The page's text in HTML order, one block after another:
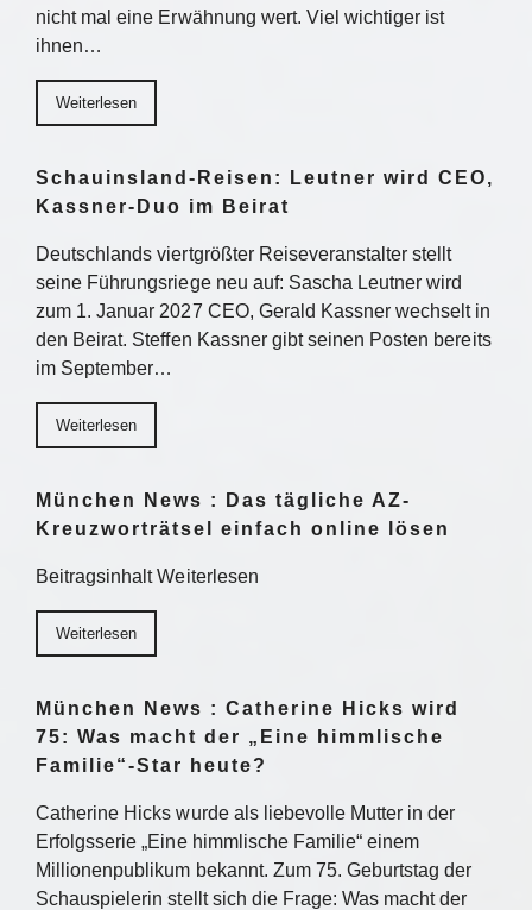
nicht mal eine Erwähnung wert. Viel wichtiger ist
ihnen…
Weiterlesen
Schauinsland-Reisen: Leutner wird CEO,
Kassner-Duo im Beirat
Deutschlands viertgrößter Reiseveranstalter stellt
seine Führungsriege neu auf: Sascha Leutner wird
zum 1. Januar 2027 CEO, Gerald Kassner wechselt in
den Beirat. Steffen Kassner gibt seinen Posten bereits
im September…
Weiterlesen
München News : Das tägliche AZ-
Kreuzworträtsel einfach online lösen
Beitragsinhalt Weiterlesen
Weiterlesen
München News : Catherine Hicks wird
75: Was macht der „Eine himmlische
Familie“-Star heute?
Catherine Hicks wurde als liebevolle Mutter in der
Erfolgsserie „Eine himmlische Familie“ einem
Millionenpublikum bekannt. Zum 75. Geburtstag der
Schauspielerin stellt sich die Frage: Was macht der